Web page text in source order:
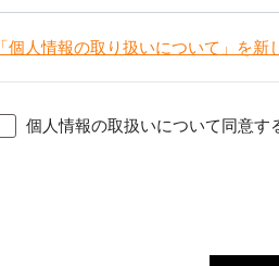
「個人情報の取り扱いについて」を新
個人情報の取扱いについて同意す